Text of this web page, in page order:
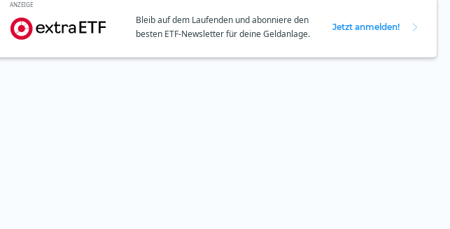
ANZEIGE
Bleib auf dem Laufenden und abonniere den
besten ETF-Newsletter für deine Geldanlage.
Jetzt anmelden!